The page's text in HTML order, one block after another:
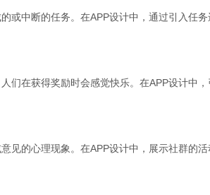
或中断的任务。在APP设计中，通过引入任
们在获得奖励时会感觉快乐。在APP设计中
见的心理现象。在APP设计中，展示社群的